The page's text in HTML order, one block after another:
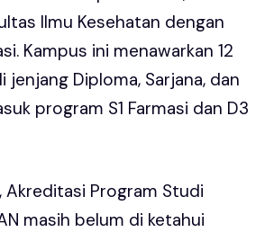
Ilmu Kesehatan dengan
Kampus ini menawarkan 12
Diploma, Sarjana, dan
program S1 Farmasi dan D3
Akreditasi Program Studi
masih belum di ketahui